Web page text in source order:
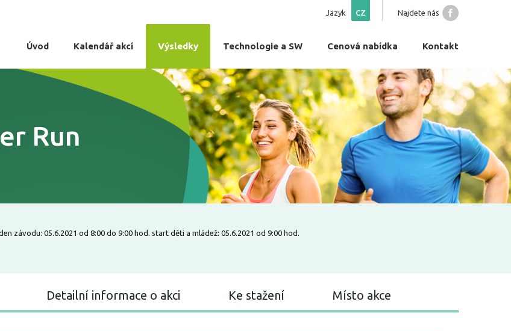
Najdete nás
Jazyk CZ
Úvod Kalendář akcí Výsledky Technologie a SW Cenová nabídka Kontakt
Run
závodu: 05.6.2021 od 8:00 do 9:00 hod. start děti a mládež: 05.6.2021 od 9:00 hod.
Detailní informace o akci Ke stažení Místo akce